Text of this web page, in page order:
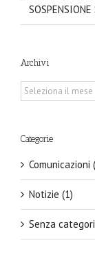
Archivi
Archivi
Categorie
Comunicazioni
Notizie (1)
Senza